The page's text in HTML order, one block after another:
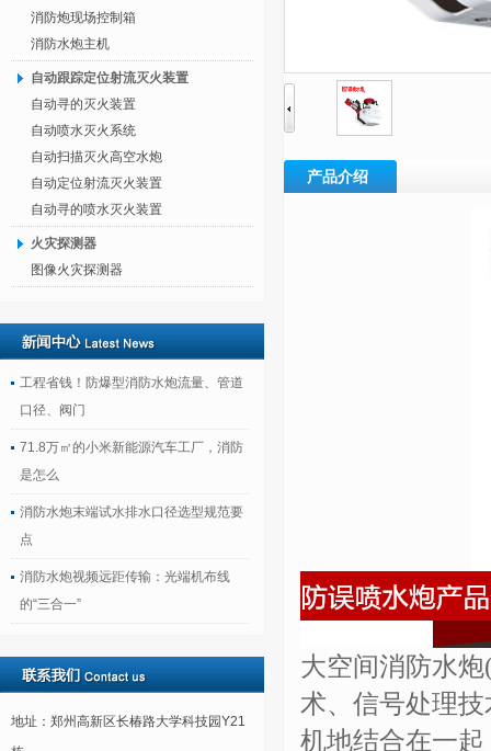
消防炮现场控制箱
消防水炮主机
自动跟踪定位射流灭火装置
自动寻的灭火装置
自动喷水灭火系统
自动扫描灭火高空水炮
自动定位射流灭火装置
自动寻的喷水灭火装置
火灾探测器
图像火灾探测器
工程省钱！防爆型消防水炮流量、管道
口径、阀门
71.8万㎡的小米新能源汽车工厂，消防
是怎么
消防水炮末端试水排水口径选型规范要
点
消防水炮视频远距传输：光端机布线
的“三合一”
地址：郑州高新区长椿路大学科技园Y21
产品介绍
大空间消防水
术、信号处理
机地结合在一